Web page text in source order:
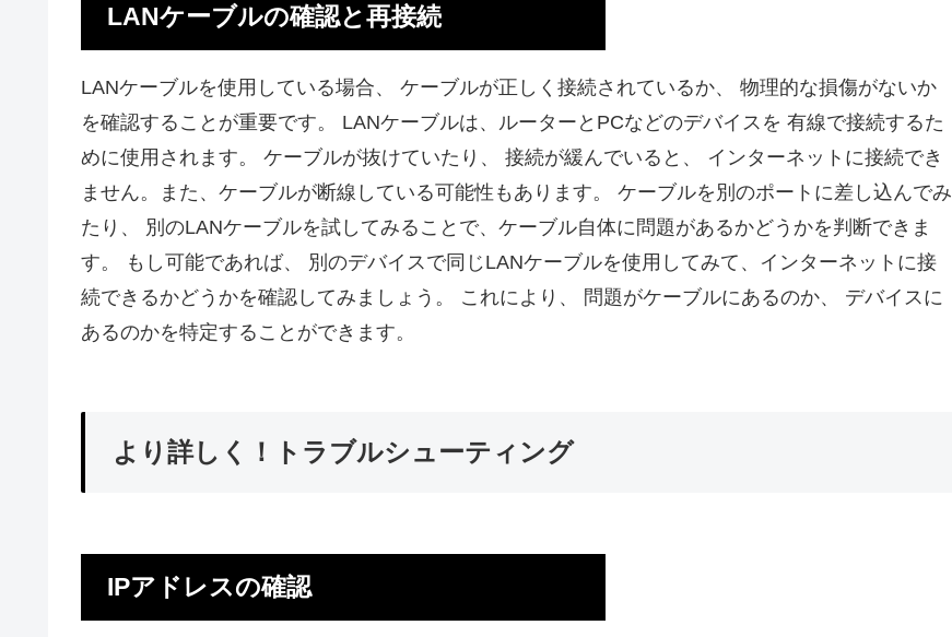
LANケーブルの確認と再接続
LANケーブルを使用している場合、 ケーブルが正しく接続されているか、 物理的な損傷がないか
を確認することが重要です。 LANケーブルは、ルーターとPCなどのデバイスを 有線で接続するた
めに使用されます。 ケーブルが抜けていたり、 接続が緩んでいると、 インターネットに接続でき
ません。また、ケーブルが断線している可能性もあります。 ケーブルを別のポートに差し込んでみ
たり、 別のLANケーブルを試してみることで、ケーブル自体に問題があるかどうかを判断できま
す。 もし可能であれば、 別のデバイスで同じLANケーブルを使用してみて、インターネットに接
続できるかどうかを確認してみましょう。 これにより、 問題がケーブルにあるのか、 デバイスに
あるのかを特定することができます。
より詳しく！トラブルシューティング
IPアドレスの確認